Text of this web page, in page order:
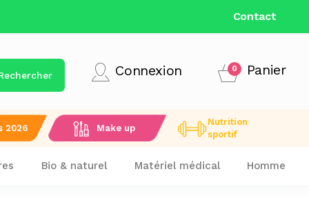
LIVRAISON GRATUITE
Contact
Connexion Panier
0
2026 Make up
Nutrition
sportif
Bio & naturel Matériel médical Homme